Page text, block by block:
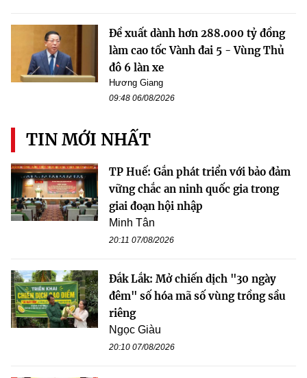
Đề xuất dành hơn 288.000 tỷ đồng
làm cao tốc Vành đai 5 - Vùng Thủ
đô 6 làn xe
Hương Giang
09:48 06/08/2026
TIN MỚI NHẤT
TP Huế: Gắn phát triển với bảo đảm
vững chắc an ninh quốc gia trong
giai đoạn hội nhập
Minh Tân
20:11 07/08/2026
Đắk Lắk: Mở chiến dịch "30 ngày
đêm" số hóa mã số vùng trồng sầu
riêng
Ngọc Giàu
20:10 07/08/2026